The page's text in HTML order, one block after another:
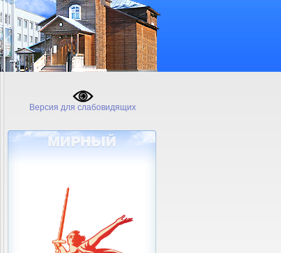
Версия для слабовидящих